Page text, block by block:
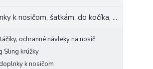
k nosičom, šatkám, do kočíka, ...
ochranné návleky na nosič
Sling krúžky
k nosičom